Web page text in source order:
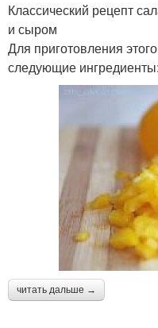
Классический рецепт
и сыром
Для приготовления
следующие ингредиенты:
читать дальше →